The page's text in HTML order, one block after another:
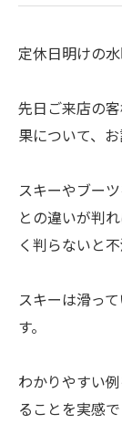
定休日明けの
先日ご来店の
果について、
スキーやブー
との違いが判
く判らないと
スキーは滑っ
す。
わかりやすい
ることを実感